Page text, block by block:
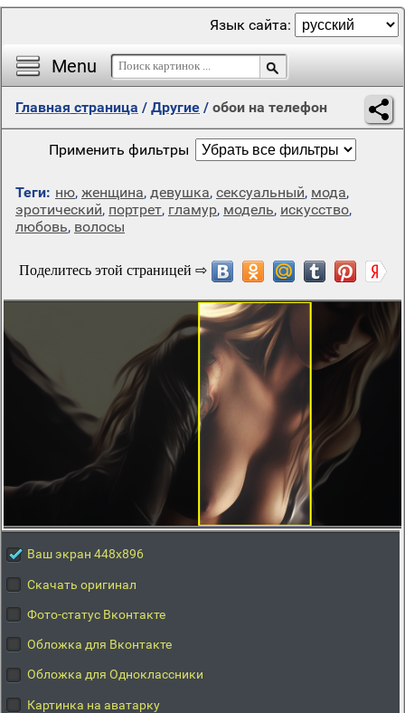
Menu
Язык сайта:
Главная страница / Другие / обои на телефон
Применить фильтры
Теги: ню, женщина, девушка, сексуальный, мода,
эротический, портрет, гламур, модель, искусство,
любовь, волосы
Ваш экран 448x896
Скачать оригинал
Фото-статус Вконтакте
Обложка для Вконтакте
Обложка для Одноклассники
Картинка на аватарку